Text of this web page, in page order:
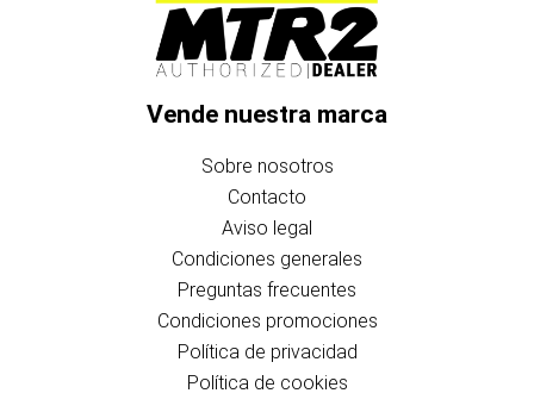
Vende nuestra marca
Sobre nosotros
Contacto
Aviso legal
Condiciones generales
Preguntas frecuentes
Condiciones promociones
Política de privacidad
Política de cookies